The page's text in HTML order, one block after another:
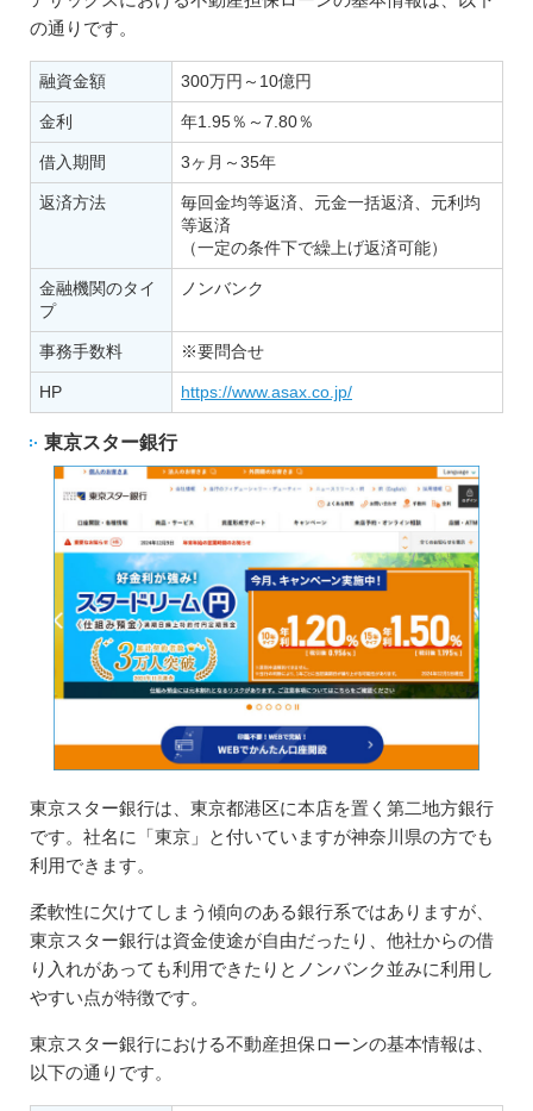
の通りです。
融資金額 300万円～10億円
金利 年1.95％～7.80％
借入期間 3ヶ月～35年
返済方法
毎回金均等返済、元金一括返済、元利均
等返済
（一定の条件下で繰上げ返済可能）
金融機関のタイ
プ
ノンバンク
事務手数料 ※要問合せ
HP https://www.asax.co.jp/
東京スター銀行
東京スター銀行は、東京都港区に本店を置く第二地方銀行
です。社名に「東京」と付いていますが神奈川県の方でも
利用できます。
柔軟性に欠けてしまう傾向のある銀行系ではありますが、
東京スター銀行は資金使途が自由だったり、他社からの借
り入れがあっても利用できたりとノンバンク並みに利用し
やすい点が特徴です。
東京スター銀行における不動産担保ローンの基本情報は、
以下の通りです。